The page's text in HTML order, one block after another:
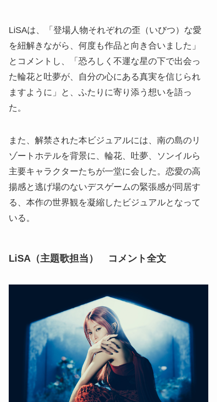
LiSAは、「登場人物それぞれの歪（いびつ）な愛
を紐解きながら、何度も作品と向き合いました」
とコメントし、「恐ろしく不運な星の下で出会っ
た輪花と吐夢が、自分の心にある真実を信じられ
ますように」と、ふたりに寄り添う想いを語っ
た。
また、解禁された本ビジュアルには、南の島のリ
ゾートホテルを背景に、輪花、吐夢、ソンイルら
主要キャラクターたちが一堂に会した。恋愛の高
揚感と逃げ場のないデスゲームの緊張感が同居す
る、本作の世界観を凝縮したビジュアルとなって
いる。
LiSA（主題歌担当） コメント全文